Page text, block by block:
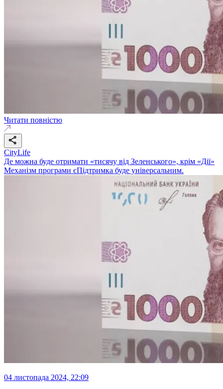
Читати повністю
CityLife
Де можна буде отримати «тисячу від Зеленського», крім «Дії»
Механізм програми єПідтримка буде універсальним.
04 листопада 2024, 22:09